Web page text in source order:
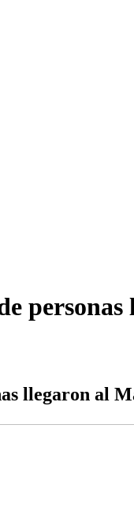
llegaron al